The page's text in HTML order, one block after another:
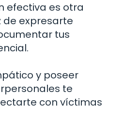
efectiva es otra
de expresarte
tus
y poseer
te
con víctimas